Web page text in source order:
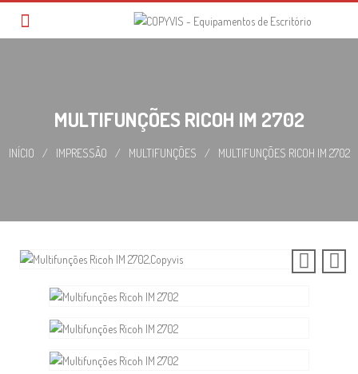
MULTIFUNÇÕES RICOH IM 2702
INÍCIO / IMPRESSÃO / MULTIFUNÇÕES / MULTIFUNÇÕES RICOH IM 2702